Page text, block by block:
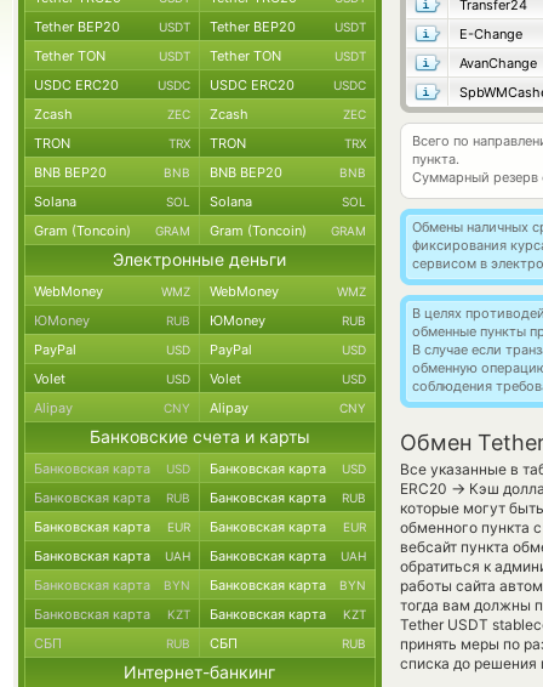
Transfer24
E-Change
AvanChange
Всего по
пункта.
Суммарный резерв
Обмены наличных
фиксирования
сервисом в
В целях
обменные пункты
В случае если
обменную
соблюдения
Обмен
Все указанные в
ERC20 → Кэш
которые могут
обменного пункта
вебсайт пункта
обратиться к
работы сайта
тогда вам должны
Tether USDT
принять меры по
списка до
Tether BEP20 USDT Tether BEP20 USDT
Tether TON USDT Tether TON USDT
USDC ERC20 USDC USDC ERC20 USDC
Zcash ZEC Zcash ZEC
TRON TRX TRON TRX
BNB BEP20 BNB BNB BEP20 BNB
Solana SOL Solana SOL
Gram (Toncoin) GRAM Gram (Toncoin) GRAM
Электронные деньги
WebMoney WMZ WebMoney WMZ
ЮMoney RUB ЮMoney RUB
PayPal USD PayPal USD
Volet USD Volet USD
Alipay CNY Alipay CNY
Банковские счета и карты
Банковская карта USD Банковская карта USD
Банковская карта RUB Банковская карта RUB
Банковская карта EUR Банковская карта EUR
Банковская карта UAH Банковская карта UAH
Банковская карта BYN Банковская карта BYN
Банковская карта KZT Банковская карта KZT
СБП RUB СБП RUB
Интернет-банкинг